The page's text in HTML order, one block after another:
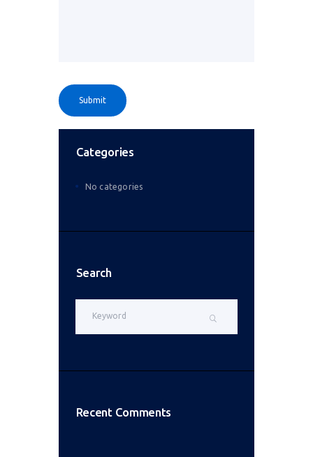
Categories
No categories
Search
Recent Comments